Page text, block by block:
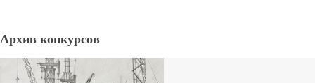
Архив конкурсов